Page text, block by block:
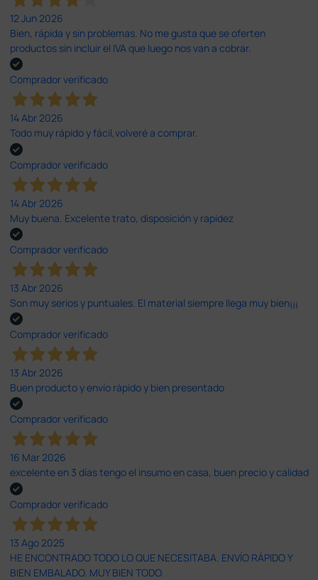
12 Jun 2026
Bien, rápida y sin problemas. No me gusta que se oferten
productos sin incluir el IVA que luego nos van a cobrar.
Comprador verificado
14 Abr 2026
Todo muy rápido y fácil,volveré a comprar.
Comprador verificado
14 Abr 2026
Muy buena. Excelente trato, disposición y rapidez
Comprador verificado
13 Abr 2026
Son muy serios y puntuales. El material siempre llega muy bien¡¡¡
Comprador verificado
13 Abr 2026
Buen producto y envío rápido y bien presentado
Comprador verificado
16 Mar 2026
excelente en 3 días tengo el insumo en casa, buen precio y calidad
Comprador verificado
13 Ago 2025
HE ENCONTRADO TODO LO QUE NECESITABA. ENVÍO RÁPIDO Y
BIEN EMBALADO. MUY BIEN TODO.